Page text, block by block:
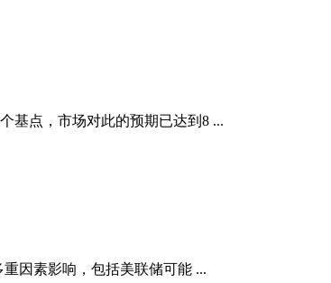
基点，市场对此的预期已达到8 ...
因素影响，包括美联储可能 ...